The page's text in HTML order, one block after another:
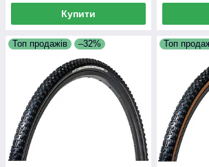
Купити
Топ продажів –32% Топ